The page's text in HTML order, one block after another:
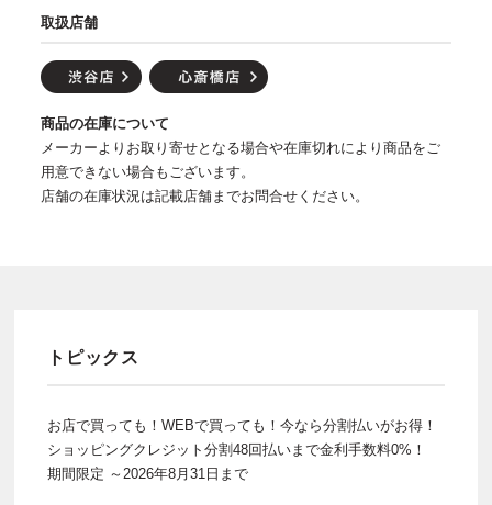
取扱店舗
商品の在庫について
メーカーよりお取り寄せとなる場合や在庫切れにより商品をご
用意できない場合もございます。
店舗の在庫状況は記載店舗までお問合せください。
トピックス
お店で買っても！WEBで買っても！今なら分割払いがお得！
ショッピングクレジット分割48回払いまで金利手数料0%！
期間限定 ～2026年8月31日まで